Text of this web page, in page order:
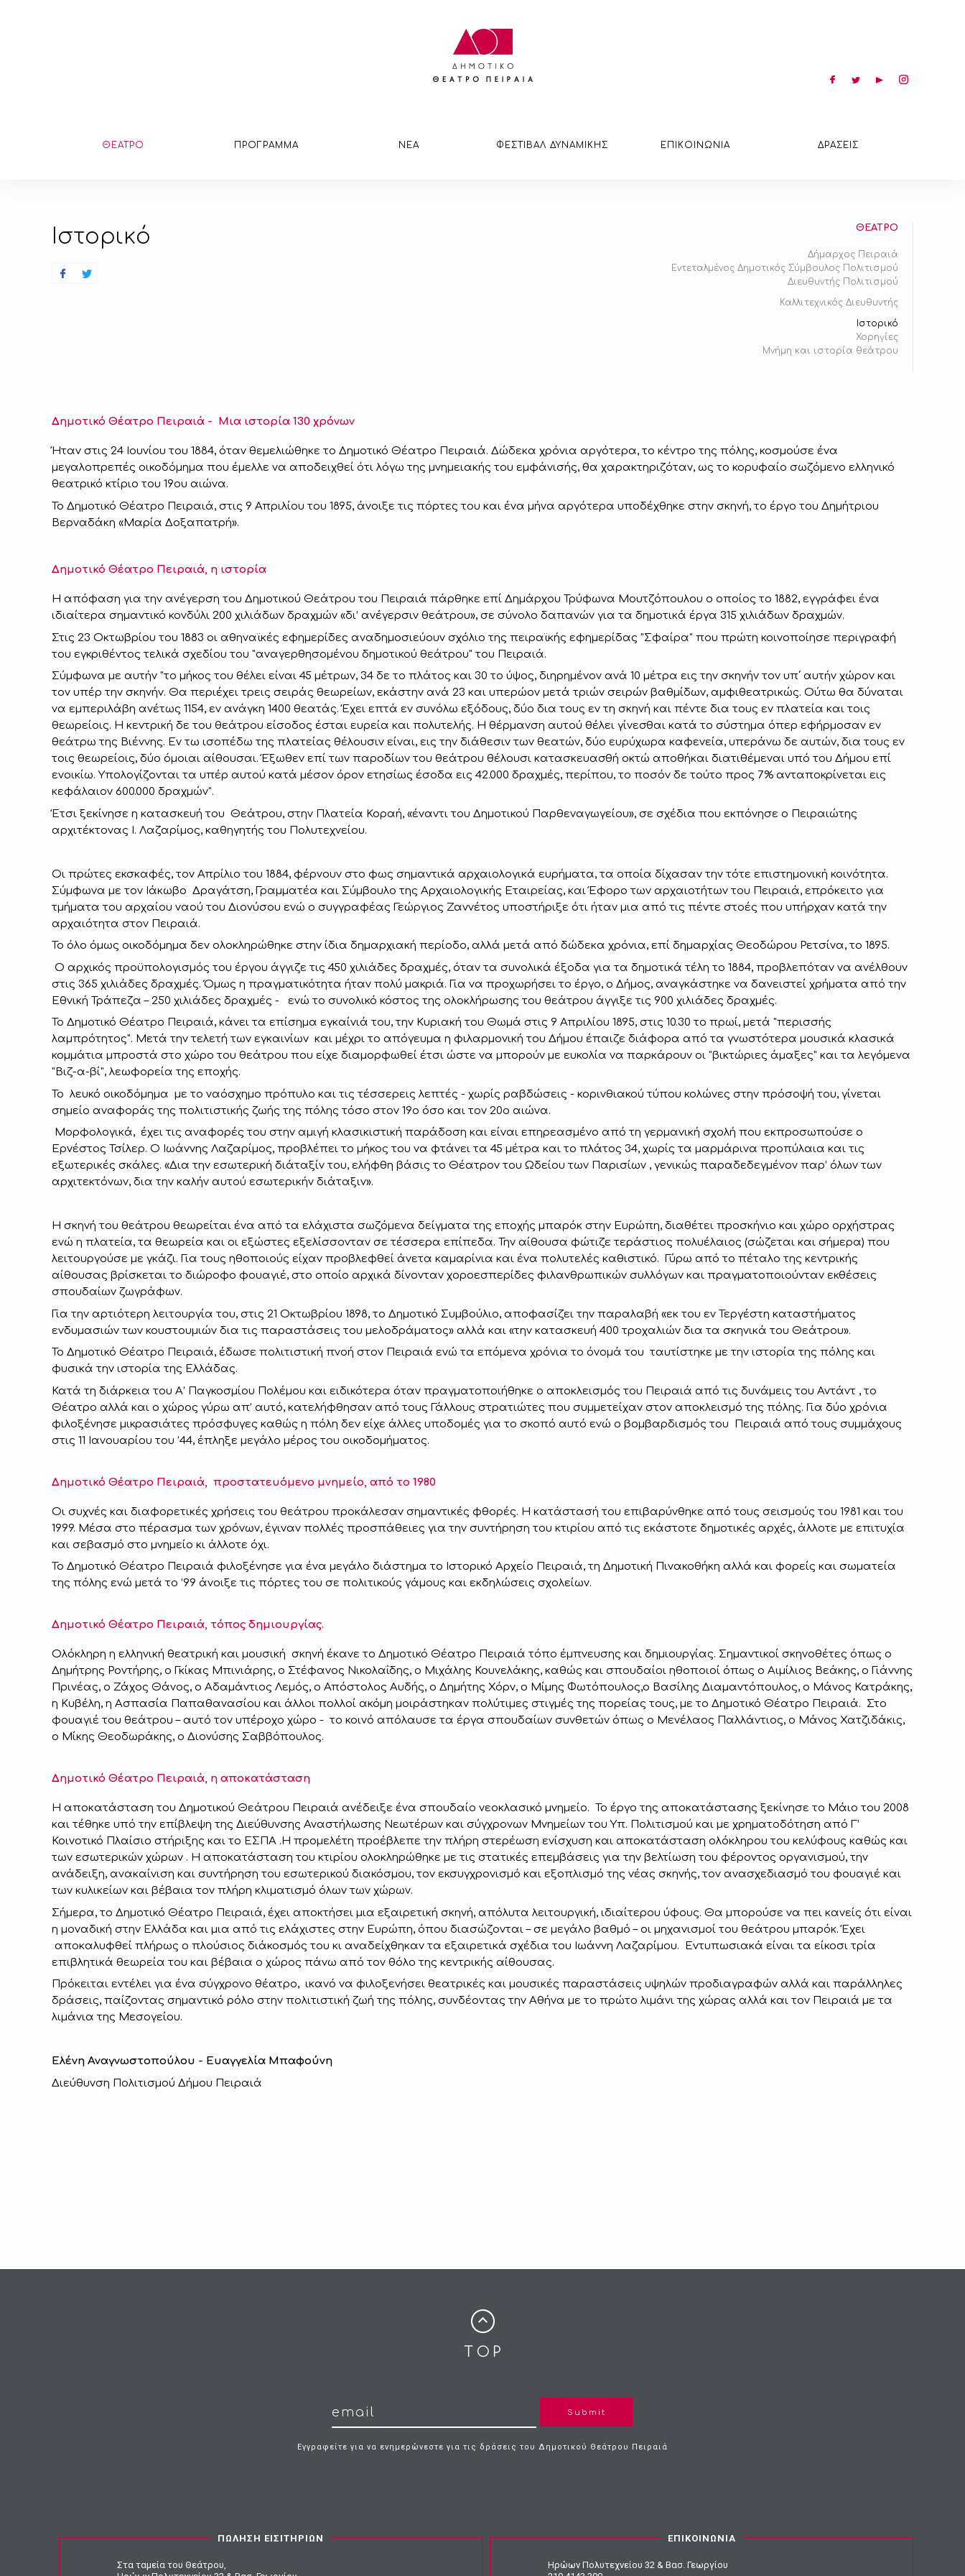
ΘΕΑΤΡΟ ΠΡΟΓΡΑΜΜΑ ΝΕΑ ΦΕΣΤΙΒΑΛ ΔΥΝΑΜΙΚΗΣ ΕΠΙΚΟΙΝΩΝΙΑ ΔΡΑΣΕΙΣ
ΘΕΑΤΡΟ
Δήμαρχος Πειραιά
Εντεταλμένος Δημοτικός Σύμβουλος Πολιτισμού
Διευθυντής Πολιτισμού
Καλλιτεχνικός Διευθυντής
Ιστορικό
Χορηγίες
Μνήμη και ιστορία θεάτρου
Ιστορικό
Δημοτικό Θέατρο Πειραιά - Μια ιστορία 130 χρόνων
Ήταν στις 24 Ιουνίου του 1884, όταν θεμελιώθηκε το Δημοτικό Θέατρο Πειραιά. Δώδεκα χρόνια αργότερα, το κέντρο της πόλης, κοσμούσε ένα
μεγαλοπρεπές οικοδόμημα που έμελλε να αποδειχθεί ότι λόγω της μνημειακής του εμφάνισής, θα χαρακτηριζόταν, ως το κορυφαίο σωζόμενο ελληνικό
θεατρικό κτίριο του 19ου αιώνα.
Το Δημοτικό Θέατρο Πειραιά, στις 9 Απριλίου του 1895, άνοιξε τις πόρτες του και ένα μήνα αργότερα υποδέχθηκε στην σκηνή, το έργο του Δημήτριου
Βερναδάκη «Μαρία Δοξαπατρή».
Δημοτικό Θέατρο Πειραιά, η ιστορία
Η απόφαση για την ανέγερση του Δημοτικού Θεάτρου του Πειραιά πάρθηκε επί Δημάρχου Τρύφωνα Μουτζόπουλου ο οποίος το 1882, εγγράφει ένα
ιδιαίτερα σημαντικό κονδύλι 200 χιλιάδων δραχμών «δι’ ανέγερσιν θεάτρου», σε σύνολο δαπανών για τα δημοτικά έργα 315 χιλιάδων δραχμών.
Στις 23 Οκτωβρίου του 1883 οι αθηναϊκές εφημερίδες αναδημοσιεύουν σχόλιο της πειραϊκής εφημερίδας "Σφαίρα" που πρώτη κοινοποίησε περιγραφή
του εγκριθέντος τελικά σχεδίου του "αναγερθησομένου δημοτικού θεάτρου" του Πειραιά.
Σύμφωνα με αυτήν "το μήκος του θέλει είναι 45 μέτρων, 34 δε το πλάτος και 30 το ύψος, διηρημένον ανά 10 μέτρα εις την σκηνήν τον υπ΄ αυτήν χώρον και
τον υπέρ την σκηνήν. Θα περιέχει τρεις σειράς θεωρείων, εκάστην ανά 23 και υπερώον μετά τριών σειρών βαθμίδων, αμφιθεατρικώς. Ούτω θα δύναται
να εμπεριλάβη ανέτως 1154, εν ανάγκη 1400 θεατάς. Έχει επτά εν συνόλω εξόδους, δύο δια τους εν τη σκηνή και πέντε δια τους εν πλατεία και τοις
θεωρείοις. Η κεντρική δε του θεάτρου είσοδος έσται ευρεία και πολυτελής. Η θέρμανση αυτού θέλει γίνεσθαι κατά το σύστημα όπερ εφήρμοσαν εν
θεάτρω της Βιέννης. Εν τω ισοπέδω της πλατείας θέλουσιν είναι, εις την διάθεσιν των θεατών, δύο ευρύχωρα καφενεία, υπεράνω δε αυτών, δια τους εν
τοις θεωρείοις, δύο όμοιαι αίθουσαι. Έξωθεν επί των παροδίων του θεάτρου θέλουσι κατασκευασθή οκτώ αποθήκαι διατιθέμεναι υπό του Δήμου επί
ενοικίω. Υπολογίζονται τα υπέρ αυτού κατά μέσον όρον ετησίως έσοδα εις 42.000 δραχμές, περίπου, το ποσόν δε τούτο προς 7% ανταποκρίνεται εις
κεφάλαιον 600.000 δραχμών".
Έτσι ξεκίνησε η κατασκευή του Θεάτρου, στην Πλατεία Κοραή, «έναντι του Δημοτικού Παρθεναγωγείου», σε σχέδια που εκπόνησε ο Πειραιώτης
αρχιτέκτονας Ι. Λαζαρίμος, καθηγητής του Πολυτεχνείου.
Οι πρώτες εκσκαφές, τον Απρίλιο του 1884, φέρνουν στο φως σημαντικά αρχαιολογικά ευρήματα, τα οποία δίχασαν την τότε επιστημονική κοινότητα.
Σύμφωνα με τον Ιάκωβο Δραγάτση, Γραμματέα και Σύμβουλο της Αρχαιολογικής Εταιρείας, και Έφορο των αρχαιοτήτων του Πειραιά, επρόκειτο για
τμήματα του αρχαίου ναού του Διονύσου ενώ ο συγγραφέας Γεώργιος Ζαννέτος υποστήριξε ότι ήταν μια από τις πέντε στοές που υπήρχαν κατά την
αρχαιότητα στον Πειραιά.
Το όλο όμως οικοδόμημα δεν ολοκληρώθηκε στην ίδια δημαρχιακή περίοδο, αλλά μετά από δώδεκα χρόνια, επί δημαρχίας Θεοδώρου Ρετσίνα, το 1895.
Ο αρχικός προϋπολογισμός του έργου άγγιζε τις 450 χιλιάδες δραχμές, όταν τα συνολικά έξοδα για τα δημοτικά τέλη το 1884, προβλεπόταν να ανέλθουν
στις 365 χιλιάδες δραχμές. Όμως η πραγματικότητα ήταν πολύ μακριά. Για να προχωρήσει το έργο, ο Δήμος, αναγκάστηκε να δανειστεί χρήματα από την
Εθνική Τράπεζα – 250 χιλιάδες δραχμές - ενώ το συνολικό κόστος της ολοκλήρωσης του θεάτρου άγγιξε τις 900 χιλιάδες δραχμές.
Το Δημοτικό Θέατρο Πειραιά, κάνει τα επίσημα εγκαίνιά του, την Κυριακή του Θωμά στις 9 Απριλίου 1895, στις 10.30 το πρωί, μετά "περισσής
λαμπρότητος". Μετά την τελετή των εγκαινίων και μέχρι το απόγευμα η φιλαρμονική του Δήμου έπαιζε διάφορα από τα γνωστότερα μουσικά κλασικά
κομμάτια μπροστά στο χώρο του θεάτρου που είχε διαμορφωθεί έτσι ώστε να μπορούν με ευκολία να παρκάρουν οι "βικτώριες άμαξες" και τα λεγόμενα
"Βιζ-α-βί", λεωφορεία της εποχής.
Το λευκό οικοδόμημα με το ναόσχημο πρόπυλο και τις τέσσερεις λεπτές - χωρίς ραβδώσεις - κορινθιακού τύπου κολώνες στην πρόσοψή του, γίνεται
σημείο αναφοράς της πολιτιστικής ζωής της πόλης τόσο στον 19ο όσο και τον 20ο αιώνα.
Μορφολογικά, έχει τις αναφορές του στην αμιγή κλασικιστική παράδοση και είναι επηρεασμένο από τη γερμανική σχολή που εκπροσωπούσε ο
Ερνέστος Τσίλερ. Ο Ιωάννης Λαζαρίμος, προβλέπει το μήκος του να φτάνει τα 45 μέτρα και το πλάτος 34, χωρίς τα μαρμάρινα προπύλαια και τις
εξωτερικές σκάλες. «Δια την εσωτερική διάταξίν του, ελήφθη βάσις το Θέατρον του Ωδείου των Παρισίων , γενικώς παραδεδεγμένον παρ’ όλων των
αρχιτεκτόνων, δια την καλήν αυτού εσωτερικήν διάταξιν».
Η σκηνή του θεάτρου θεωρείται ένα από τα ελάχιστα σωζόμενα δείγματα της εποχής μπαρόκ στην Ευρώπη, διαθέτει προσκήνιο και χώρο ορχήστρας
ενώ η πλατεία, τα θεωρεία και οι εξώστες εξελίσσονταν σε τέσσερα επίπεδα. Την αίθουσα φώτιζε τεράστιος πολυέλαιος (σώζεται και σήμερα) που
λειτουργούσε με γκάζι. Για τους ηθοποιούς είχαν προβλεφθεί άνετα καμαρίνια και ένα πολυτελές καθιστικό. Γύρω από το πέταλο της κεντρικής
αίθουσας βρίσκεται το διώροφο φουαγιέ, στο οποίο αρχικά δίνονταν χοροεσπερίδες φιλανθρωπικών συλλόγων και πραγματοποιούνταν εκθέσεις
σπουδαίων ζωγράφων.
Για την αρτιότερη λειτουργία του, στις 21 Οκτωβρίου 1898, το Δημοτικό Συμβούλιο, αποφασίζει την παραλαβή «εκ του εν Τεργέστη καταστήματος
ενδυμασιών των κουστουμιών δια τις παραστάσεις του μελοδράματος» αλλά και «την κατασκευή 400 τροχαλιών δια τα σκηνικά του Θεάτρου».
Το Δημοτικό Θέατρο Πειραιά, έδωσε πολιτιστική πνοή στον Πειραιά ενώ τα επόμενα χρόνια το όνομά του ταυτίστηκε με την ιστορία της πόλης και
φυσικά την ιστορία της Ελλάδας.
Κατά τη διάρκεια του Α’ Παγκοσμίου Πολέμου και ειδικότερα όταν πραγματοποιήθηκε ο αποκλεισμός του Πειραιά από τις δυνάμεις του Αντάντ , το
Θέατρο αλλά και ο χώρος γύρω απ’ αυτό, κατελήφθησαν από τους Γάλλους στρατιώτες που συμμετείχαν στον αποκλεισμό της πόλης. Για δύο χρόνια
φιλοξένησε μικρασιάτες πρόσφυγες καθώς η πόλη δεν είχε άλλες υποδομές για το σκοπό αυτό ενώ ο βομβαρδισμός του Πειραιά από τους συμμάχους
στις 11 Ιανουαρίου του ’44, έπληξε μεγάλο μέρος του οικοδομήματος.
Δημοτικό Θέατρο Πειραιά, προστατευόμενο μνημείο, από το 1980
Οι συχνές και διαφορετικές χρήσεις του θεάτρου προκάλεσαν σημαντικές φθορές. Η κατάστασή του επιβαρύνθηκε από τους σεισμούς του 1981 και του
1999. Μέσα στο πέρασμα των χρόνων, έγιναν πολλές προσπάθειες για την συντήρηση του κτιρίου από τις εκάστοτε δημοτικές αρχές, άλλοτε με επιτυχία
και σεβασμό στο μνημείο κι άλλοτε όχι.
Το Δημοτικό Θέατρο Πειραιά φιλοξένησε για ένα μεγάλο διάστημα το Ιστορικό Αρχείο Πειραιά, τη Δημοτική Πινακοθήκη αλλά και φορείς και σωματεία
της πόλης ενώ μετά το ’99 άνοιξε τις πόρτες του σε πολιτικούς γάμους και εκδηλώσεις σχολείων.
Δημοτικό Θέατρο Πειραιά, τόπος δημιουργίας.
Ολόκληρη η ελληνική θεατρική και μουσική σκηνή έκανε το Δημοτικό Θέατρο Πειραιά τόπο έμπνευσης και δημιουργίας. Σημαντικοί σκηνοθέτες όπως ο
Δημήτρης Ροντήρης, ο Γκίκας Μπινιάρης, ο Στέφανος Νικολαΐδης, ο Μιχάλης Κουνελάκης, καθώς και σπουδαίοι ηθοποιοί όπως ο Αιμίλιος Βεάκης, ο Γιάννης
Πρινέας, ο Ζάχος Θάνος, ο Αδαμάντιος Λεμός, ο Απόστολος Αυδής, ο Δημήτης Χόρν, ο Μίμης Φωτόπουλος,ο Βασίλης Διαμαντόπουλος, ο Μάνος Κατράκης,
η Κυβέλη, η Ασπασία Παπαθανασίου και άλλοι πολλοί ακόμη μοιράστηκαν πολύτιμες στιγμές της πορείας τους, με το Δημοτικό Θέατρο Πειραιά. Στο
φουαγιέ του θεάτρου – αυτό τον υπέροχο χώρο - το κοινό απόλαυσε τα έργα σπουδαίων συνθετών όπως ο Μενέλαος Παλλάντιος, ο Μάνος Χατζιδάκις,
ο Μίκης Θεοδωράκης, ο Διονύσης Σαββόπουλος.
Δημοτικό Θέατρο Πειραιά, η αποκατάσταση
Η αποκατάσταση του Δημοτικού Θεάτρου Πειραιά ανέδειξε ένα σπουδαίο νεοκλασικό μνημείο. Το έργο της αποκατάστασης ξεκίνησε το Μάιο του 2008
και τέθηκε υπό την επίβλεψη της Διεύθυνσης Αναστήλωσης Νεωτέρων και σύγχρονων Μνημείων του Υπ. Πολιτισμού και με χρηματοδότηση από Γ’
Κοινοτικό Πλαίσιο στήριξης και το ΕΣΠΑ .Η προμελέτη προέβλεπε την πλήρη στερέωση ενίσχυση και αποκατάσταση ολόκληρου του κελύφους καθώς και
των εσωτερικών χώρων . Η αποκατάσταση του κτιρίου ολοκληρώθηκε με τις στατικές επεμβάσεις για την βελτίωση του φέροντος οργανισμού, την
ανάδειξη, ανακαίνιση και συντήρηση του εσωτερικού διακόσμου, τον εκσυγχρονισμό και εξοπλισμό της νέας σκηνής, τον ανασχεδιασμό του φουαγιέ και
των κυλικείων και βέβαια τον πλήρη κλιματισμό όλων των χώρων.
Σήμερα, το Δημοτικό Θέατρο Πειραιά, έχει αποκτήσει μια εξαιρετική σκηνή, απόλυτα λειτουργική, ιδιαίτερου ύφους. Θα μπορούσε να πει κανείς ότι είναι
η μοναδική στην Ελλάδα και μια από τις ελάχιστες στην Ευρώπη, όπου διασώζονται – σε μεγάλο βαθμό – οι μηχανισμοί του θεάτρου μπαρόκ. Έχει
αποκαλυφθεί πλήρως ο πλούσιος διάκοσμός του κι αναδείχθηκαν τα εξαιρετικά σχέδια του Ιωάννη Λαζαρίμου. Εντυπωσιακά είναι τα είκοσι τρία
επιβλητικά θεωρεία του και βέβαια ο χώρος πάνω από τον θόλο της κεντρικής αίθουσας.
Πρόκειται εντέλει για ένα σύγχρονο θέατρο, ικανό να φιλοξενήσει θεατρικές και μουσικές παραστάσεις υψηλών προδιαγραφών αλλά και παράλληλες
δράσεις, παίζοντας σημαντικό ρόλο στην πολιτιστική ζωή της πόλης, συνδέοντας την Αθήνα με το πρώτο λιμάνι της χώρας αλλά και τον Πειραιά με τα
λιμάνια της Μεσογείου.
Eλένη Αναγνωστοπούλου - Ευαγγελία Μπαφούνη
Διεύθυνση Πολιτισμού Δήμου Πειραιά
Submit
Εγγραφείτε για να ενημερώνεστε για τις δράσεις του Δημοτικού Θεάτρου Πειραιά
ΠΩΛΗΣΗ ΕΙΣΙΤΗΡΙΩΝ
Στα ταμεία του Θεάτρου,
ΕΠΙΚΟΙΝΩΝΙΑ
Ηρώων Πολυτεχνείου 32 & Βασ. Γεωργίου